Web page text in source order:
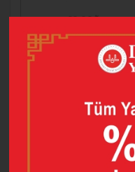
60,00
42,00
SEPETE EKLE